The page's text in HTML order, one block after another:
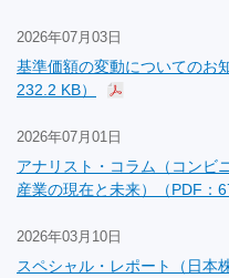
2026年07月03日
基準価額の変動についてのお
232.2 KB）
2026年07月01日
アナリスト・コラム（コンビ
産業の現在と未来）（PDF：
2026年03月10日
スペシャル・レポート（日本